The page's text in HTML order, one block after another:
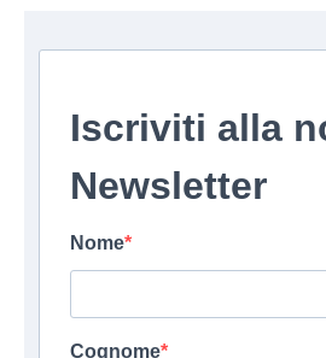
Iscriviti alla
Newsletter
Nome
Cognome